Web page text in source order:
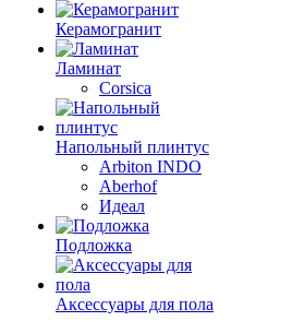
Керамогранит
Ламинат
Corsica
Напольный плинтус
Arbiton INDO
Aberhof
Идеал
Подложка
Аксессуары для пола